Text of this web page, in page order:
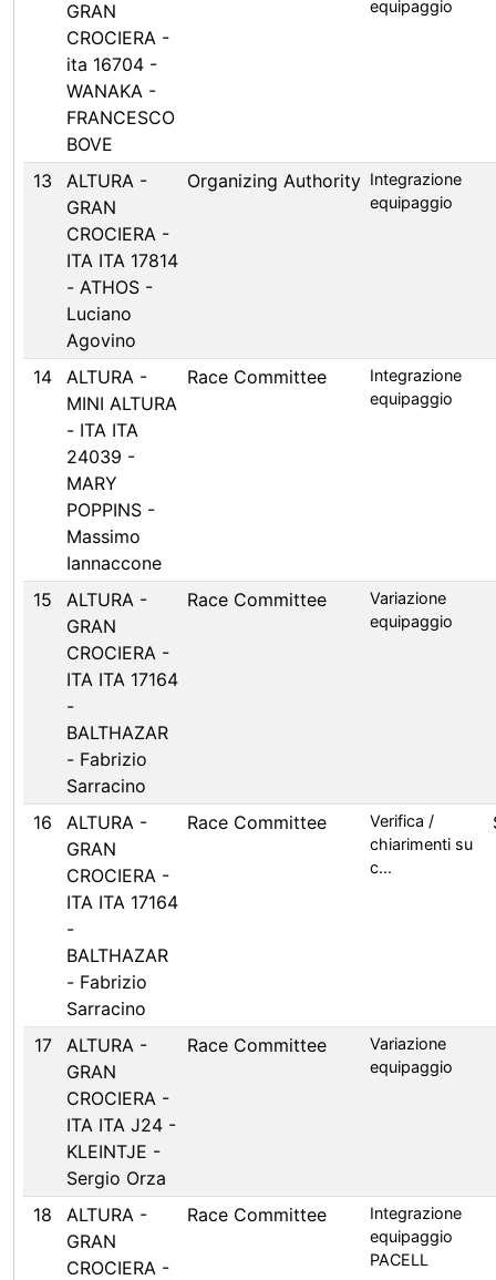
GRAN
CROCIERA -
ita 16704 -
WANAKA -
FRANCESCO
BOVE
equipaggio
13
ALTURA -
GRAN
CROCIERA -
ITA ITA 17814
- ATHOS -
Luciano
Agovino
Organizing Authority Integrazione
equipaggio
14
ALTURA -
MINI ALTURA
- ITA ITA
24039 -
MARY
POPPINS -
Massimo
Iannaccone
Race Committee
Integrazione
equipaggio
15
ALTURA -
GRAN
CROCIERA -
ITA ITA 17164
-
BALTHAZAR
- Fabrizio
Sarracino
Race Committee
Variazione
equipaggio
16
ALTURA -
GRAN
CROCIERA -
ITA ITA 17164
-
BALTHAZAR
- Fabrizio
Sarracino
Race Committee
Verifica /
chiarimenti su
c...
17
ALTURA -
GRAN
CROCIERA -
ITA ITA J24 -
KLEINTJE -
Sergio Orza
Race Committee
Variazione
equipaggio
18
ALTURA -
GRAN
CROCIERA -
Race Committee
Integrazione
equipaggio
PACELL